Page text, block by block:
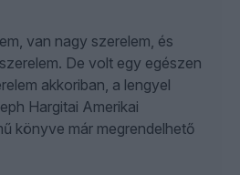
van nagy szerelem, és
De volt egy egészen
akkoriban, a lengyel
Hargitai Amerikai
könyve már megrendelhető